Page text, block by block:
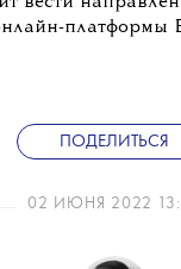
платформы
ПОДЕЛИТЬСЯ
02 ИЮНЯ 2022